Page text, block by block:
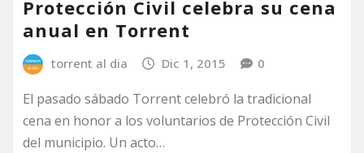
Protección Civil celebra su cena
anual en Torrent
torrent al dia Dic 1, 2015 0
El pasado sábado Torrent celebró la tradicional
cena en honor a los voluntarios de Protección Civil
del municipio. Un acto…